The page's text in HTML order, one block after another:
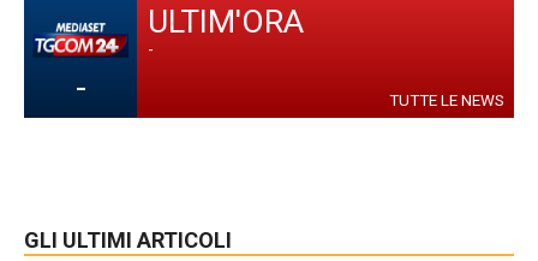
-
ULTIM'ORA
-
TUTTE LE NEWS
GLI ULTIMI ARTICOLI